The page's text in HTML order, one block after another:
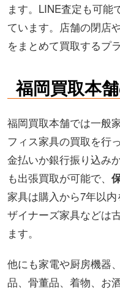
ます。LINE査定も可能
ています。店舗の閉店
をまとめて買取するプ
福岡買取本
福岡買取本舗では一般
フィス家具の買取を行
金払いか銀行振り込み
も出張買取が可能で、
家具は購入から7年以
ザイナーズ家具などは
ます。
他にも家電や厨房機器
品、骨董品、着物、お